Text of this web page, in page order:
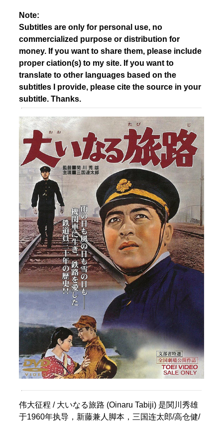
Note:
Subtitles are only for personal use, no
commercialized purpose or distribution for
money. If you want to share them, please include
proper ciation(s) to my site. If you want to
translate to other languages based on the
subtitles I provide, please cite the source in your
subtitle. Thanks.
伟大征程 / 大いなる旅路 (Oinaru Tabiji) 是関川秀雄
于1960年执导，新藤兼人脚本，三国连太郎/高仓健/